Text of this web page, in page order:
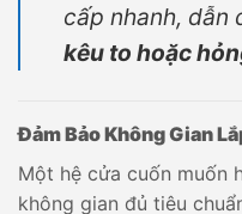
cấp nhanh, dẫn
kêu to hoặc
Đảm Bảo Không Gian
Một hệ cửa cuốn muốn
không gian đủ tiêu